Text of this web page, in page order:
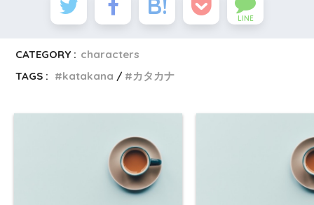
LINE
CATEGORY : characters
TAGS :
katakana カタカナ